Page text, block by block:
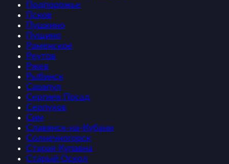
Подпорожье
Псков
Пушкино
Пущино
Раменское
Реутов
Ржев
Рыбинск
Сарапул
Сергиев Посад
Серпухов
Сим
Славянск-на-Кубани
Солнечногорск
Старая Купавна
Старый Оскол